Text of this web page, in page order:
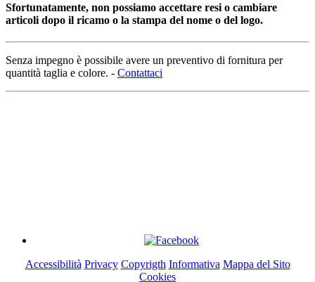
Sfortunatamente, non possiamo accettare resi o cambiare
articoli dopo il ricamo o la stampa del nome o del logo.
Senza impegno è possibile avere un preventivo di fornitura per
quantità taglia e colore. - Contattaci
Accessibilità Privacy Copyrigth Informativa Mappa del Sito
Cookies